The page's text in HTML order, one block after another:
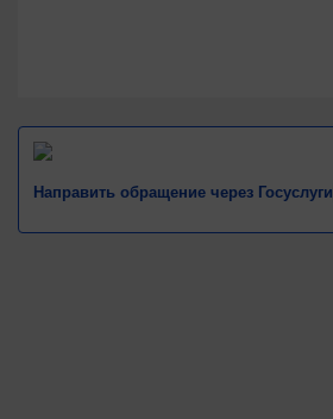
Направить обращение через Госуслуги